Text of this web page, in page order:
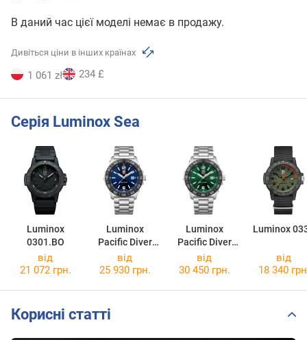
В даний час цієї моделі немає в продажу.
Дивіться ціни в інших країнах
1 061 zł 234 £
Серія Luminox Sea
Luminox
0301.BO
Luminox
Pacific Diver
3123
Luminox
Pacific Diver
3137
Luminox
від
21 072 грн.
від
25 930 грн.
від
30 450 грн.
від
18 340
Корисні статті